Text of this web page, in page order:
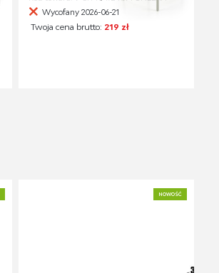
Wycofany 2026-06-21
Twoja cena brutto: 219 zł
NOWOŚĆ